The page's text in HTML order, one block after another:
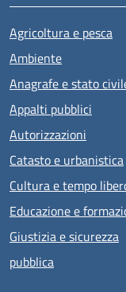
Agricoltura e pesca
Ambiente
Anagrafe e stato
Appalti pubblici
Autorizzazioni
Catasto e urbanistica
Cultura e tempo
Educazione e
Giustizia e sicurezza
pubblica